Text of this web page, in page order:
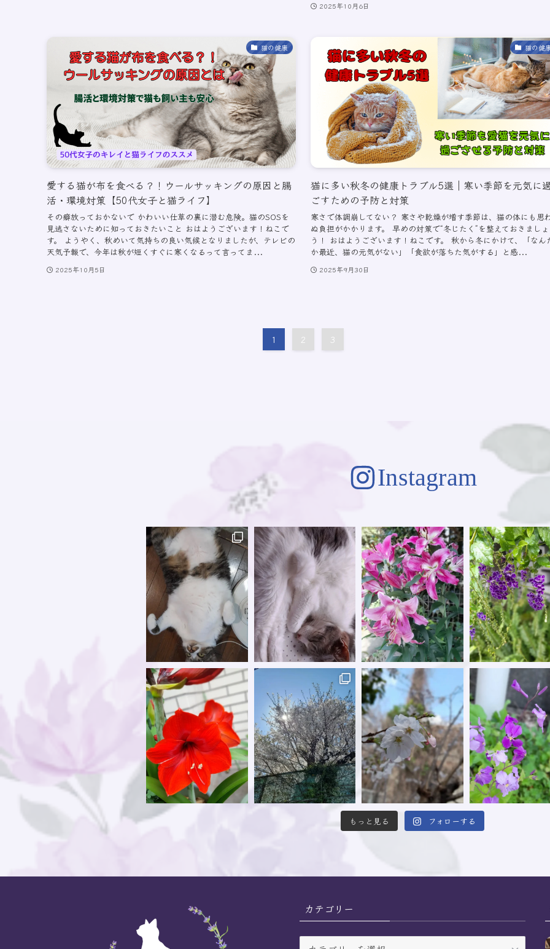
2025年10月6日
猫の健康
愛する猫が布を食べる？！ウールサッキングの原因と腸
活・環境対策【50代女子と猫ライフ】
その癖放っておかないで かわいい仕草の裏に潜む危険。猫のSOSを
見逃さないために知っておきたいこと おはようございます！ねこで
す。 ようやく、秋めいて気持ちの良い気候となりましたが、テレビの
天気予報で、今年は秋が短くすぐに寒くなるって言ってま...
2025年10月5日
猫の健
猫に多い秋冬の健康トラブル5選｜寒い季節を元気に過
ごすための予防と対策
寒さで体調崩してない？ 寒さや乾燥が増す季節は、猫の体にも思
ぬ負担がかかります。 早めの対策で“冬じたく”を整えておきましょ
う！ おはようございます！ねこです。 秋から冬にかけて、「なん
か最近、猫の元気がない」「食欲が落ちた気がする」と感...
2025年9月30日
1 2 3
Instagram
もっと見る フォローする
カテゴリー